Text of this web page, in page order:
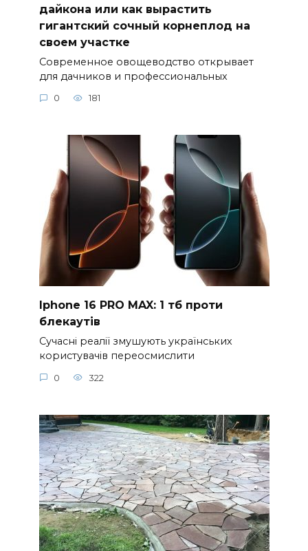
дайкона или как вырастить
гигантский сочный корнеплод на
своем участке
Современное овощеводство открывает
для дачников и профессиональных
0 181
Iphone 16 PRO MAX: 1 тб проти
блекаутів
Сучасні реалії змушують українських
користувачів переосмислити
0 322